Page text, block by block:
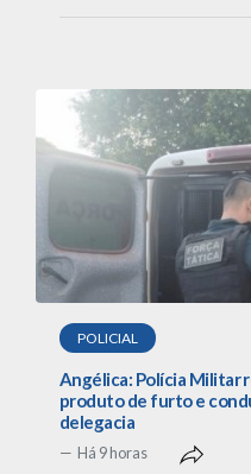
POLICIAL
Angélica: Polícia Militar
produto de furto e
delegacia
Há 9 horas